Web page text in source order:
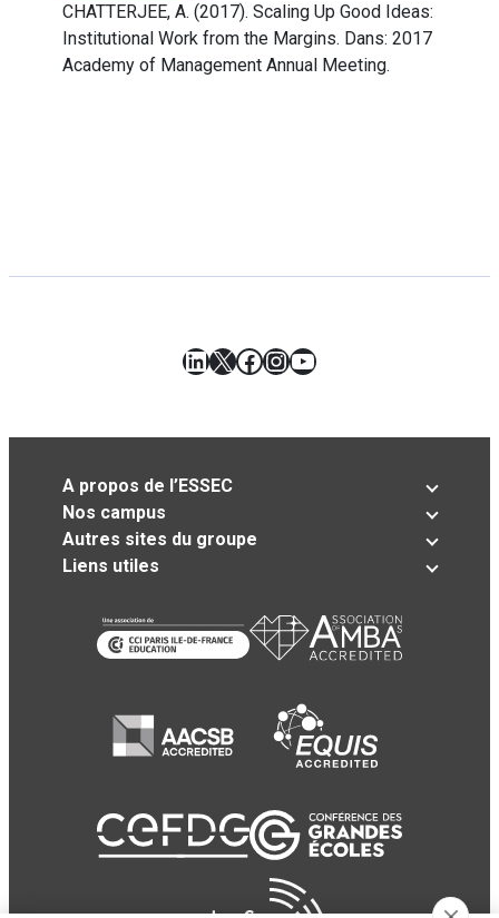
CHATTERJEE, A. (2017). Scaling Up Good Ideas:
Institutional Work from the Margins. Dans: 2017
Academy of Management Annual Meeting.
LinkedIn
X Facebook
Instagram
YouTube
A propos de l’ESSEC
Nos campus
Autres sites du groupe
Liens utiles